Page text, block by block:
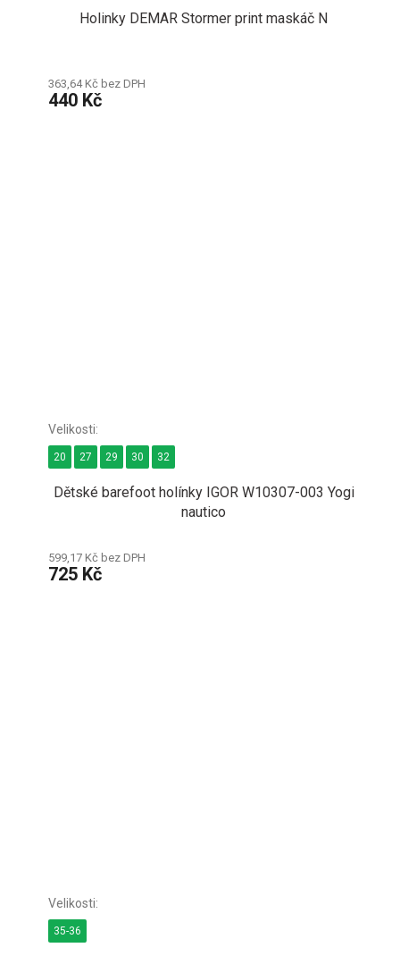
Holinky DEMAR Stormer print maskáč N
363,64 Kč bez DPH
440 Kč
Dětské barefoot holínky IGOR W10307-003 Yogi
nautico
599,17 Kč bez DPH
725 Kč
20 27 29 30 32
35-36